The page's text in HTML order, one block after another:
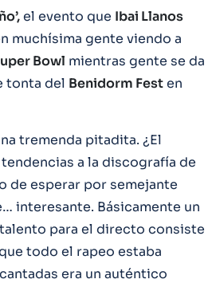
el evento que Ibai Llanos
muchísima gente viendo a
Bowl mientras gente se da
tonta del Benidorm Festen
tremenda pitadita. ¿El
a la discografía de
de esperar por semejante
interesante. Básicamente un
para el directo consiste
todo el rapeo estaba
era un auténtico